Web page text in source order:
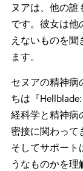
ヌアは、他の
です。彼女は他
えないものを
ます。
セヌアの精神病
ちは『
経科学と精神病
密接に関わって
そしてサポート
うなものかを